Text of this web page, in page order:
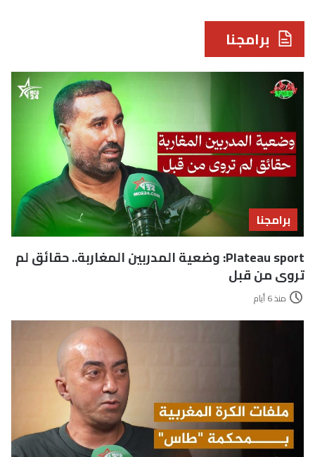
برامجنا
برامجنا
Plateau sport: وضعية المدربين المغاربة.. حقائق لم
تروى من قبل
منذ 6 أيام